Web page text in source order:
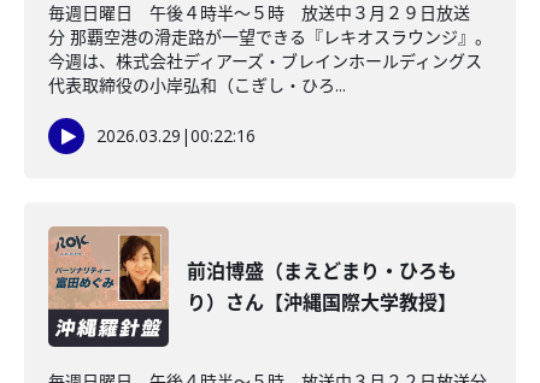
毎週日曜日 午後４時半～５時 放送中３月２９日放送
分 那覇空港の滑走路が一望できる『レキオスラウンジ』。
今週は、株式会社ディアーズ・ブレインホールディングス
代表取締役の小岸弘和（こぎし・ひろ...
2026.03.29 |00:22:16
前泊博盛（まえどまり・ひろも
り）さん【沖縄国際大学教授】